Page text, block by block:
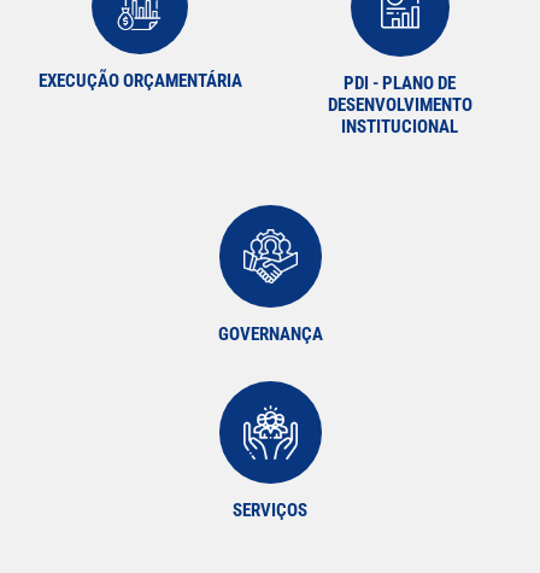
EXECUÇÃO ORÇAMENTÁRIA
PDI - PLANO DE
DESENVOLVIMENTO
INSTITUCIONAL
GOVERNANÇA
SERVIÇOS